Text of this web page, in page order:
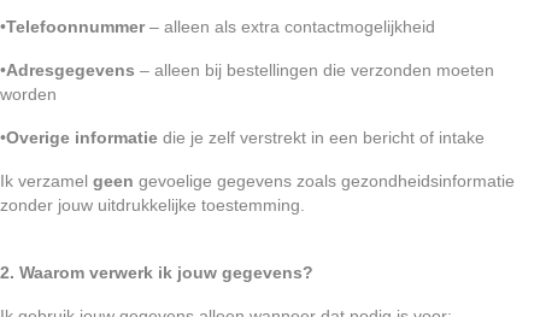
•Telefoonnummer– alleen als extra contactmogelijkheid
•Adresgegevens – alleen bij bestellingen die verzonden moeten
worden
•Overige informatie die je zelf verstrekt in een bericht of intake
Ik verzamel geen gevoelige gegevens zoals gezondheidsinformatie
zonder jouw uitdrukkelijke toestemming.
2. Waarom verwerk ik jouw gegevens?